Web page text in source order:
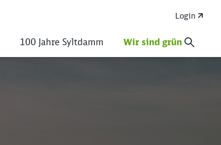
Login
100 Jahre Syltdamm Wir sind grün